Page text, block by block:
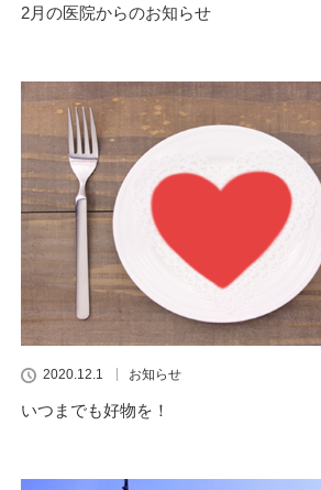
2月の医院からのお知らせ
2020.12.1 お知らせ
いつまでも好物を！